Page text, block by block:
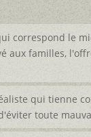
correspond le
aux familles,
qui tienne
toute